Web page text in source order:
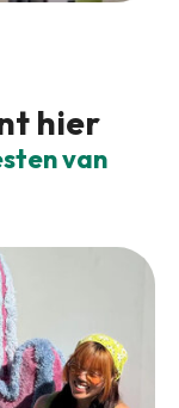
hier
van